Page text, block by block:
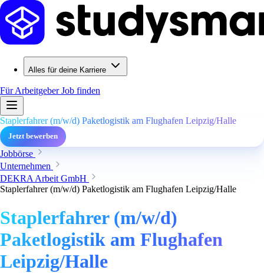
Alles für deine Karriere
Für ArbeitgeberJob finden
Staplerfahrer (m/w/d) Paketlogistik am Flughafen Leipzig/Halle
Jetzt bewerben
Jobbörse
Unternehmen
DEKRA Arbeit GmbH
Staplerfahrer (m/w/d) Paketlogistik am Flughafen Leipzig/Halle
Staplerfahrer (m/w/d)
Paketlogistik am Flughafen
Leipzig/Halle